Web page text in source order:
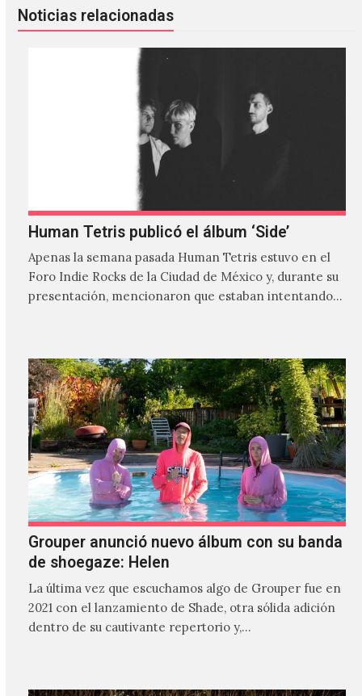
Noticias relacionadas
Human Tetris publicó el álbum ‘Side’
Apenas la semana pasada Human Tetris estuvo en el
Foro Indie Rocks de la Ciudad de México y, durante su
presentación, mencionaron que estaban intentando…
Grouper anunció nuevo álbum con su banda
de shoegaze: Helen
La última vez que escuchamos algo de Grouper fue en
2021 con el lanzamiento de Shade, otra sólida adición
dentro de su cautivante repertorio y,…